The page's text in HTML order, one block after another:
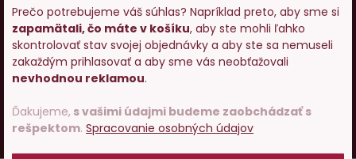
Prečo potrebujeme váš súhlas? Napríklad preto, aby sme si
zapamätali, čo máte v košíku, aby ste mohli ľahko
skontrolovať stav svojej objednávky a aby ste sa nemuseli
zakaždým prihlasovať a aby sme vás neobťažovali
nevhodnou reklamou.
Ďakujeme, s vašimi údajmi budeme zaobchádzať s
rešpektom. Spracovanie osobných údajov
V internetovom obchode Global-Wines.sk platí zákaz
predaja alkoholických nápojov osobám mladším ako 18
rokov.
Česky
UX designae-shop na mieruodPeckaDesign
Vstupujete na stránky s
predajom alkoholu. Prosím
potvrďte, že Vám už bolo 18